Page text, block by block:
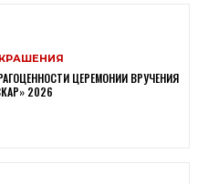
ЦЕРЕМОНИИ ВРУЧЕНИЯ
2026